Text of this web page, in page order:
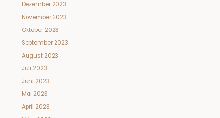
Dezember 2023
November 2023
Oktober 2023
September 2023
August 2023
Juli 2023
Juni 2023
Mai 2023
April 2023